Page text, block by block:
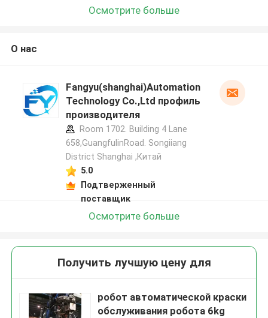
Осмотрите больше
О нас
Fangyu(shanghai)Automation
Technology Co.,Ltd профиль
производителя
Room 1702. Building 4 Lane
658,GuangfulinRoad. Songiiang
District Shanghai ,Китай
5.0
Подтверженный
поставщик
Осмотрите больше
Получить лучшую цену для
робот автоматической краски
обслуживания робота 6kg